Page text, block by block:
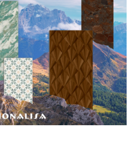
已连续多年稳居佛山建材专利富豪
识产权标杆企业。